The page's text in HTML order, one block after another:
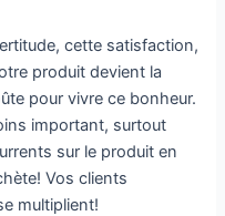
cette satisfaction,
produit devient la
pour vivre ce bonheur.
important, surtout
sur le produit en
Vos clients
multiplient!